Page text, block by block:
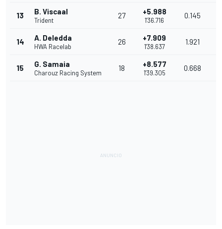
13 B. Viscaal
Trident
27 +5.988
1'36.716
0.145
14 A. Deledda
HWA Racelab
26 +7.909
1'38.637
1.921
15 G. Samaia
Charouz Racing System
18 +8.577
1'39.305
0.668